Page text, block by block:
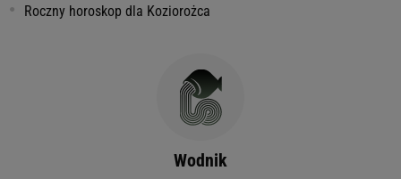
Roczny horoskop dla Koziorożca
Wodnik